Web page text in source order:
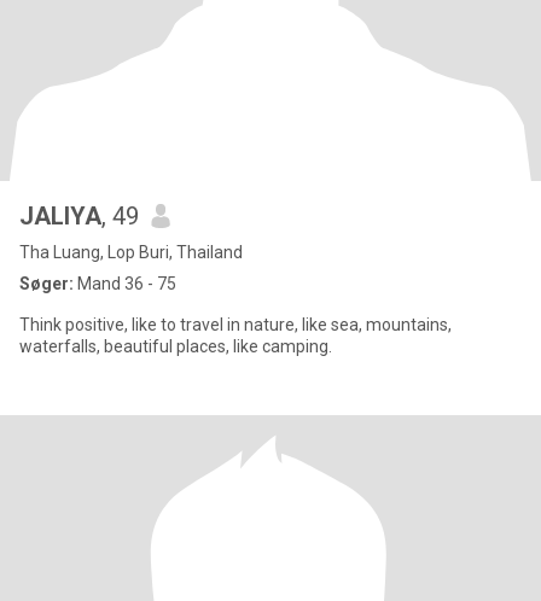
JALIYA, 49
Tha Luang, Lop Buri, Thailand
Søger: Mand 36 - 75
Think positive, like to travel in nature, like sea, mountains,
waterfalls, beautiful places, like camping.